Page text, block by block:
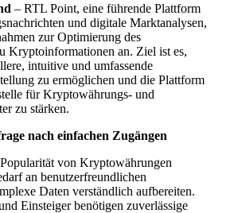
– RTL Point, eine führende Plattform
und digitale Marktanalysen,
zur Optimierung des
Kryptoinformationen an. Ziel ist es,
intuitive und umfassende
zu ermöglichen und die Plattform
für Kryptowährungs- und
zu stärken.
nach einfachen Zugängen
von Kryptowährungen
an benutzerfreundlichen
Daten verständlich aufbereiten.
Einsteiger benötigen zuverlässige